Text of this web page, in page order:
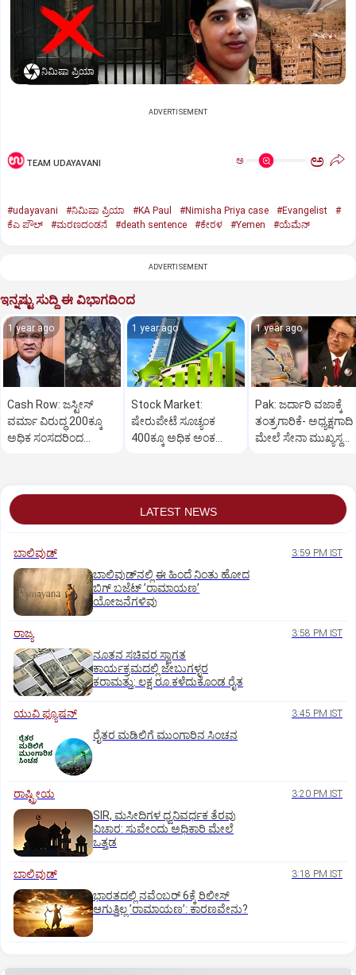
ನಿಮಿಷಾ ಪ್ರಿಯಾ
ADVERTISEMENT
TEAM UDAYAVANI ಅ ಅ
#udayavani #ನಿಮಿಷಾ ಪ್ರಿಯಾ #KA Paul #Nimisha Priya case #Evangelist
#
ಕೆಎ ಪೌಲ್
#ಮರಣದಂಡನೆ #death sentence #ಕೇರಳ #Yemen #ಯೆಮೆನ್‌
ADVERTISEMENT
ಇನ್ನಷ್ಟು ಸುದ್ದಿ ಈ ವಿಭಾಗದಿಂದ
1 year ago
Cash Row: ಜಸ್ಟೀಸ್‌
ವರ್ಮಾ ವಿರುದ್ಧ 200ಕ್ಕೂ
ಅಧಿಕ ಸಂಸದರಿಂದ
1 year ago
Stock Market:
ಷೇರುಪೇಟೆ ಸೂಚ್ಯಂಕ
400ಕ್ಕೂ ಅಧಿಕ ಅಂಕ
1 year ago
Pak: ಜರ್ದಾರಿ ವಜಾಕ್ಕೆ
ತಂತ್ರಗಾರಿಕೆ- ಅಧ್ಯಕ್ಷಗಾದಿ
ಮೇಲೆ ಸೇನಾ ಮುಖ್ಯಸ್ಥ
LATEST NEWS
ಬಾಲಿವುಡ್‌ 3:59 PM IST
ಬಾಲಿವುಡ್‌ನಲ್ಲಿ ಈ ಹಿಂದೆ ನಿಂತು ಹೋದ
ಬಿಗ್‌ ಬಜೆಟ್ ʼರಾಮಾಯಣʼ‌
ಯೋಜನೆಗಳಿವು
ರಾಜ್ಯ 3:58 PM IST
ನೂತನ ಸಚಿವರ ಸ್ವಾಗತ
ಕಾರ್ಯಕ್ರಮದಲ್ಲಿ ಜೇಬುಗಳ್ಳರ
ಕರಾಮತ್ತು: ಲಕ್ಷ ರೂ.ಕಳೆದುಕೊಂಡ ರೈತ
ಯುವಿ ಫ್ಯೂಷನ್ 3:45 PM IST
ರೈತರ ಮಡಿಲಿಗೆ ಮುಂಗಾರಿನ ಸಿಂಚನ
ರಾಷ್ಟ್ರೀಯ 3:20 PM IST
SIR, ಮಸೀದಿಗಳ ಧ್ವನಿವರ್ಧಕ ತೆರವು
ವಿಚಾರ: ಸುವೇಂದು ಅಧಿಕಾರಿ ಮೇಲೆ
ಒತ್ತಡ
ಬಾಲಿವುಡ್‌ 3:18 PM IST
ಭಾರತದಲ್ಲಿ ನವೆಂಬರ್‌ 6ಕ್ಕೆ ರಿಲೀಸ್‌
ಆಗುತ್ತಿಲ್ಲ ʼರಾಮಾಯಣʼ: ಕಾರಣವೇನು?